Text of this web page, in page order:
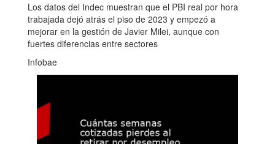
Los datos del Indec muestran que el PBI real por hora
trabajada dejó atrás el piso de 2023 y empezó a
mejorar en la gestión de Javier Milei, aunque con
fuertes diferencias entre sectores
Infobae